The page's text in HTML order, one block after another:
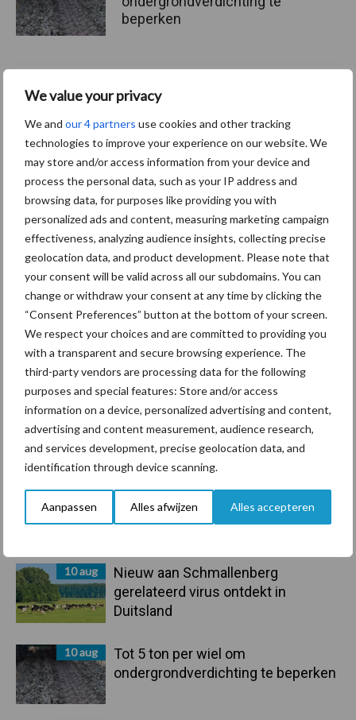
We value your privacy
We and our 4 partners use cookies and other tracking
technologies to improve your experience on our website. We
may store and/or access information from your device and
process the personal data, such as your IP address and
browsing data, for purposes like providing you with
personalized ads and content, measuring marketing campaign
effectiveness, analyzing audience insights, collecting precise
geolocation data, and product development. Please note that
your consent will be valid across all our subdomains. You can
change or withdraw your consent at any time by clicking the
“Consent Preferences” button at the bottom of your screen.
We respect your choices and are committed to providing you
with a transparent and secure browsing experience. The
third-party vendors are processing data for the following
purposes and special features: Store and/or access
information on a device, personalized advertising and content,
advertising and content measurement, audience research,
and services development, precise geolocation data, and
identification through device scanning.
Aanpassen Alles afwijzen Alles accepteren
Primaire
Recent nieuws Partner nieuws
10 aug
Nieuw aan Schmallenberg
gerelateerd virus ontdekt in
Duitsland
10 aug
Tot 5 ton per wiel om
ondergrondverdichting te beperken
beperken
Jaarverslag 2025 Royal A-
ware: omzet groeit,
nettoresultaat daalt
Themapagina's
Diergezondheid Bemesting Fokkerij
Bedrijfsnieuws
Ligbox &
Voerhekken
Toon meer